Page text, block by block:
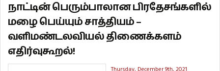
நாட்டின் பெரும்பாலான பிரதேசங்களில்
மழை பெய்யும் சாத்தியம் –
வளிமண்டலவியல் திணைக்களம்
எதிர்வுகூறல்!